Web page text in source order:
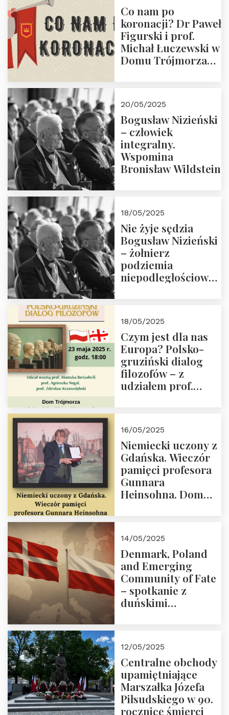
zapisów.
Co nam po
koronacji? Dr Paweł
Figurski i prof.
Michał Łuczewski w
Domu Trójmorza
20/05/2025
Bogusław Nizieński
– człowiek
integralny.
Wspomina
Bronisław Wildstein
18/05/2025
Nie żyje sędzia
Bogusław Nizieński
– żołnierz
podziemia
niepodległościowego
społeczny, członek
Kapituły Nagrody
im. Prezydenta
Lecha
Kaczyńskiego.
Wielki autorytet.
18/05/2025
Czym jest dla nas
Europa? Polsko-
gruziński dialog
filozofów – z
udziałem prof.
Dom Trójmorza 23
maja 2025 r. godz.
18:00.
16/05/2025
Niemiecki uczony z
Gdańska. Wieczór
pamięci profesora
Gunnara
Heinsohna. Dom
14/05/2025
Denmark, Poland
and Emerging
Community of Fate
– spotkanie z
duńskimi
12/05/2025
Centralne obchody
upamiętniające
Marszałka Józefa
Piłsudskiego w 90.
rocznicę śmierci